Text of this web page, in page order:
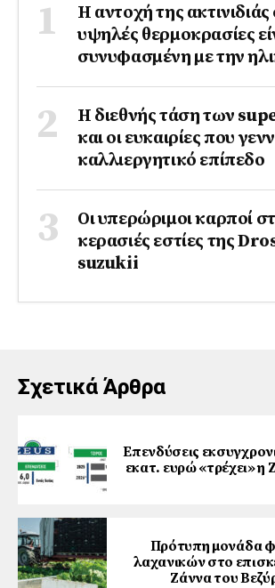
Η αντοχή της ακτινιδιάς
υψηλές θερμοκρασίες
συνυφασμένη με την
Η διεθνής τάση των
και οι ευκαιρίες που
καλλιεργητικό επίπεδο
Οι υπερώριμοι καρποί
κερασιές εστίες της
suzukii
Σχετικά Άρθρα
Επενδύσεις
εκατ. ευρώ «τρέχει» η
Πρότυπη μονάδα
λαχανικών στο
Ζάννα του